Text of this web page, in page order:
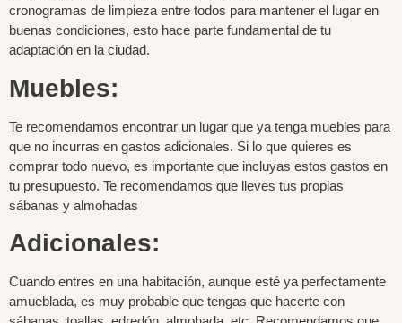
cronogramas de limpieza entre todos para mantener el lugar en
buenas condiciones, esto hace parte fundamental de tu
adaptación en la ciudad.
Muebles:
Te recomendamos encontrar un lugar que ya tenga muebles para
que no incurras en gastos adicionales. Si lo que quieres es
comprar todo nuevo, es importante que incluyas estos gastos en
tu presupuesto. Te recomendamos que lleves tus propias
sábanas y almohadas
Adicionales:
Cuando entres en una habitación, aunque esté ya perfectamente
amueblada, es muy probable que tengas que hacerte con